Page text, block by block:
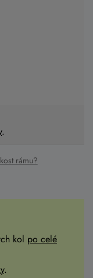
.
rámu?
kol po celé
.